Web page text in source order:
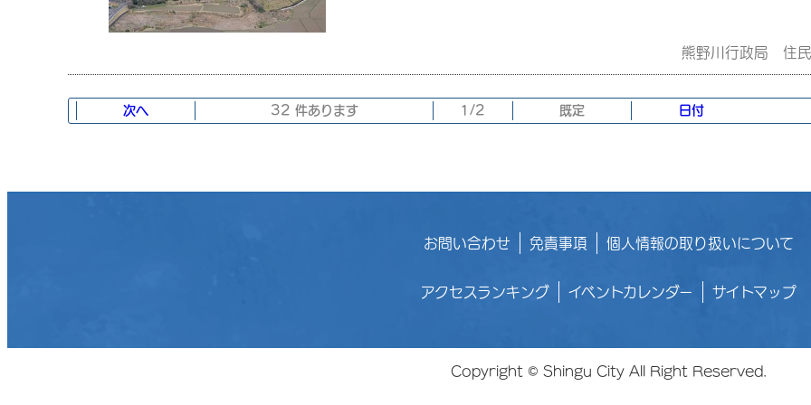
熊野川行政局 住
次へ 32 件あります 1/2 既定 日付
お問い合わせ 免責事項 個人情報の取り扱いについて
アクセスランキング イベントカレンダー サイトマップ
Copyright © Shingu City All Right Reserved.